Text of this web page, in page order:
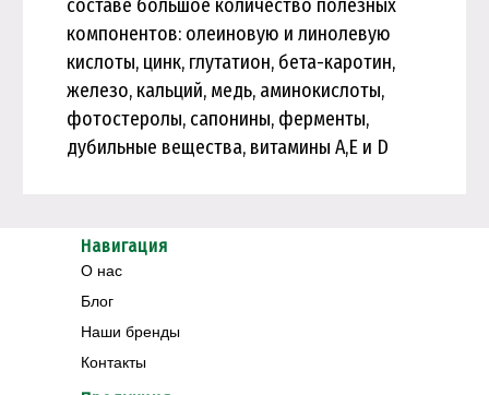
составе большое количество полезных
компонентов: олеиновую и линолевую
кислоты, цинк, глутатион, бета-каротин,
железо, кальций, медь, аминокислоты,
фотостеролы, сапонины, ферменты,
дубильные вещества, витамины А,Е и D
Навигация
О нас
Блог
Наши бренды
Контакты